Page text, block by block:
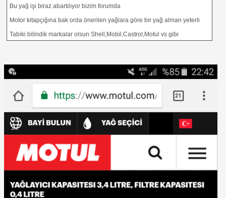
Bu yağ işi biraz abartılıyor bizim forumda
Motor kitapçığına bak orda önerilen yağlara göre bir yağ alman yeterli
Tabiki bilindik markalar olsun Shell,Mobil,Castrol,Motul vs gibi